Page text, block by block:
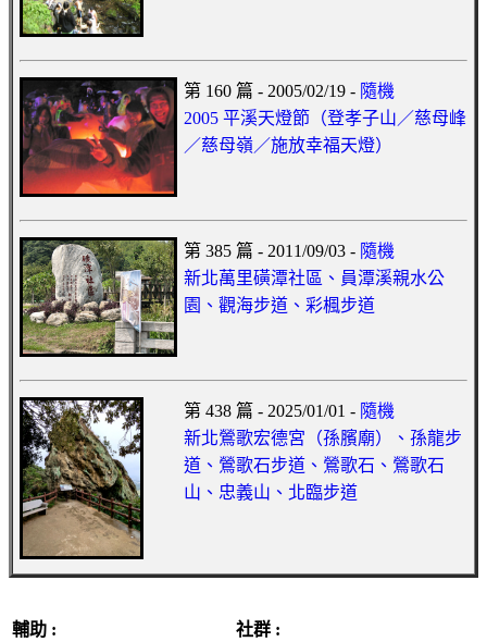
第 160 篇 - 2005/02/19 - 隨機
2005 平溪天燈節（登孝子山／慈母峰
／慈母嶺／施放幸福天燈）
第 385 篇 - 2011/09/03 - 隨機
新北萬里磺潭社區、員潭溪親水公
園、觀海步道、彩楓步道
第 438 篇 - 2025/01/01 - 隨機
新北鶯歌宏德宮（孫臏廟）、孫龍步
道、鶯歌石步道、鶯歌石、鶯歌石
山、忠義山、北臨步道
輔助 : 社群 :